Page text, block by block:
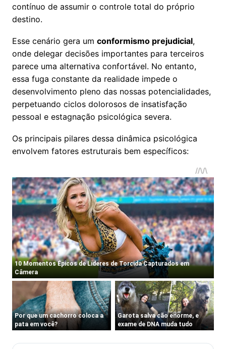
contínuo de assumir o controle total do próprio
destino.
Esse cenário gera um conformismo prejudicial,
onde delegar decisões importantes para terceiros
parece uma alternativa confortável. No entanto,
essa fuga constante da realidade impede o
desenvolvimento pleno das nossas potencialidades,
perpetuando ciclos dolorosos de insatisfação
pessoal e estagnação psicológica severa.
Os principais pilares dessa dinâmica psicológica
envolvem fatores estruturais bem específicos: